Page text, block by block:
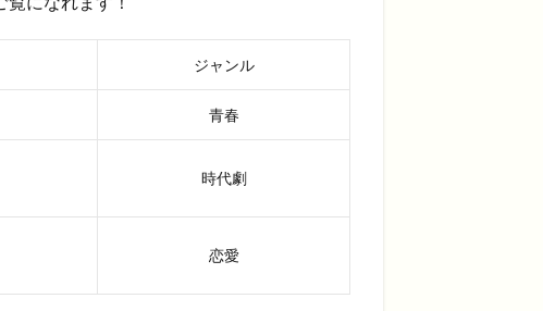
ジャンル
青春
時代劇
恋愛